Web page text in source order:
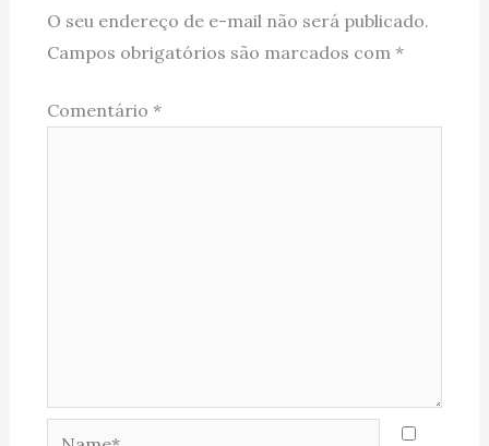
O seu endereço de e-mail não será publicado.
Campos obrigatórios são marcados com *
Comentário *
Name*